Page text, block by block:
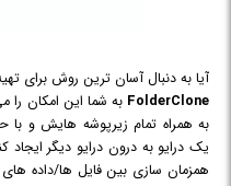
آیا به دنبال آسان ترین روش برای
FolderClone به شما این امکان
به همراه تمام زیرپوشه هایش و با
یک درایو به درون درایو دیگر ایجاد
همزمان سازی بین فایل ها/داده